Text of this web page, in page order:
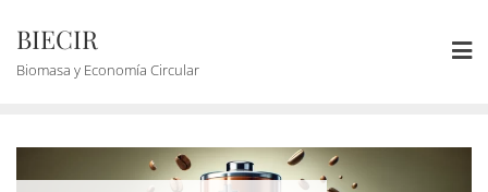
BIECIR
Biomasa y Economía Circular